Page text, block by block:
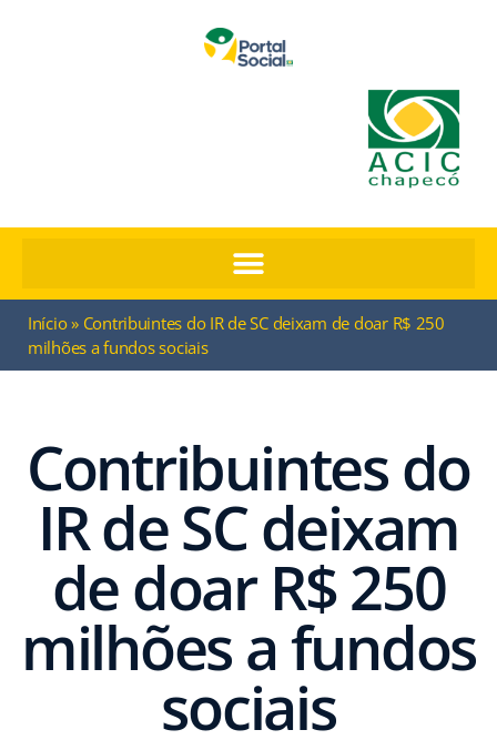
Início» Contribuintes do IR de SC deixam de doar R$ 250
milhões a fundos sociais
Contribuintes do
IR de SC deixam
de doar R$ 250
milhões a fundos
sociais